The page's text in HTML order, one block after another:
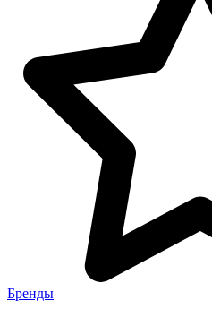
Бренды